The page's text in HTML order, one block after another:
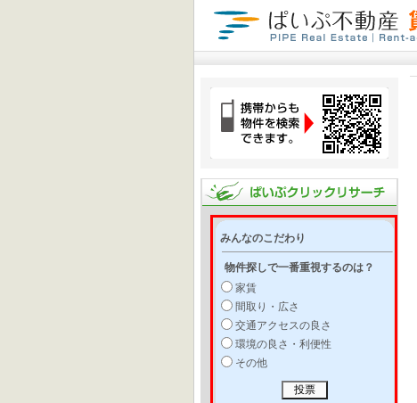
みんなのこだわり
物件探しで一番重視するのは？
家賃
間取り・広さ
交通アクセスの良さ
環境の良さ・利便性
その他